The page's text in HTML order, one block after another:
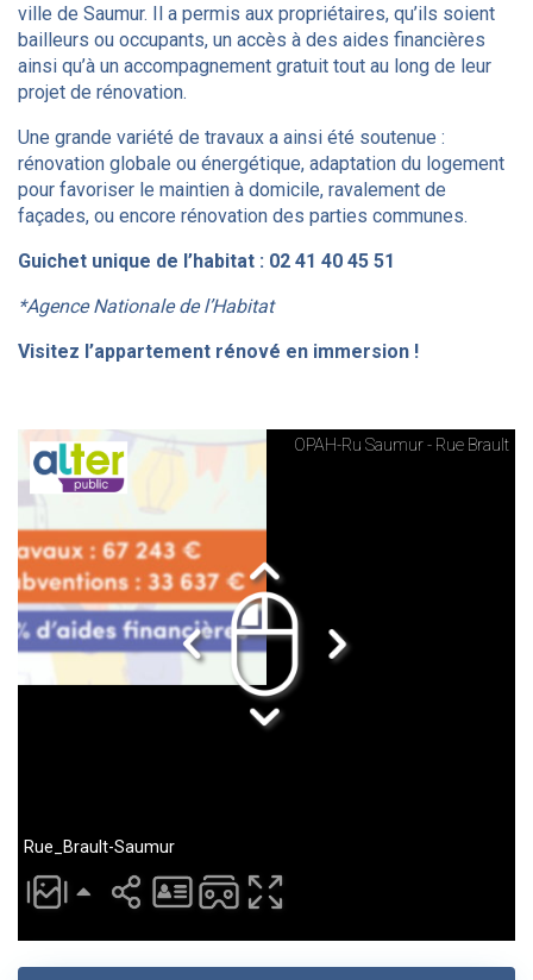
ville de Saumur. Il a permis aux propriétaires, qu’ils soient
bailleurs ou occupants, un accès à des aides financières
ainsi qu’à un accompagnement gratuit tout au long de leur
projet de rénovation.
Une grande variété de travaux a ainsi été soutenue :
rénovation globale ou énergétique, adaptation du logement
pour favoriser le maintien à domicile, ravalement de
façades, ou encore rénovation des parties communes.
Guichet unique de l’habitat : 02 41 40 45 51
*Agence Nationale de l’Habitat
Visitez l’appartement rénové en immersion !